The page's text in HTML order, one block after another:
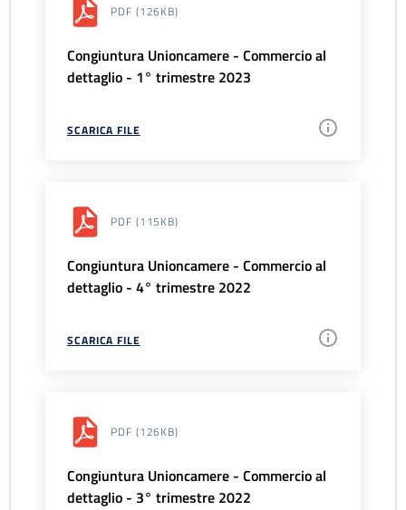
PDF (126KB)
Congiuntura Unioncamere - Commercio al
dettaglio - 1° trimestre 2023
SCARICA FILE
PDF (115KB)
Congiuntura Unioncamere - Commercio al
dettaglio - 4° trimestre 2022
SCARICA FILE
PDF (126KB)
Congiuntura Unioncamere - Commercio al
dettaglio - 3° trimestre 2022